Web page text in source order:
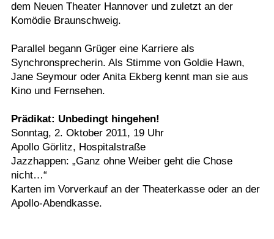
dem Neuen Theater Hannover und zuletzt an der
Komödie Braunschweig.
Parallel begann Grüger eine Karriere als
Synchronsprecherin. Als Stimme von Goldie Hawn,
Jane Seymour oder Anita Ekberg kennt man sie aus
Kino und Fernsehen.
Prädikat: Unbedingt hingehen!
Sonntag, 2. Oktober 2011, 19 Uhr
Apollo Görlitz, Hospitalstraße
Jazzhappen: „Ganz ohne Weiber geht die Chose
nicht…“
Karten im Vorverkauf an der Theaterkasse oder an der
Apollo-Abendkasse.